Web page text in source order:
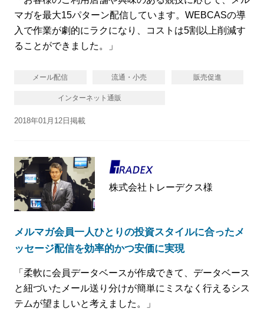
マガを最大15パターン配信しています。WEBCASの導
入で作業が劇的にラクになり、コストは5割以上削減す
ることができました。」
メール配信 流通・小売 販売促進
インターネット通販
2018年01月12日掲載
株式会社トレーデクス様
メルマガ会員一人ひとりの投資スタイルに合ったメ
ッセージ配信を効率的かつ安価に実現
「柔軟に会員データベースが作成できて、データベース
と紐づいたメール送り分けが簡単にミスなく行えるシス
テムが望ましいと考えました。」